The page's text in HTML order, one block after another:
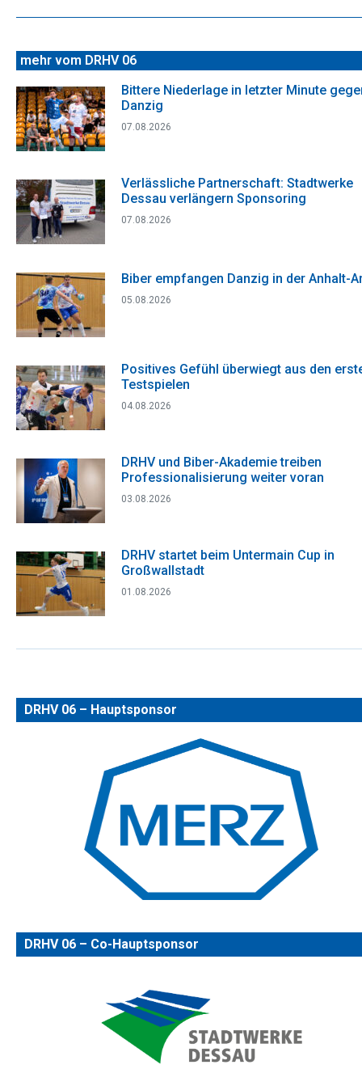
mehr vom DRHV 06
Bittere Niederlage in letzter Minute
Danzig
07.08.2026
Verlässliche Partnerschaft: Stadtwerke
Dessau verlängern Sponsoring
07.08.2026
Biber empfangen Danzig in der Anhalt-
05.08.2026
Positives Gefühl überwiegt aus den
Testspielen
04.08.2026
DRHV und Biber-Akademie treiben
Professionalisierung weiter voran
03.08.2026
DRHV startet beim Untermain Cup in
Großwallstadt
01.08.2026
DRHV 06 – Hauptsponsor
DRHV 06 – Co-Hauptsponsor